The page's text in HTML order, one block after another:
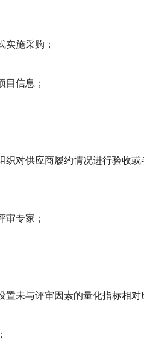
实施采购；
目信息；
织对供应商履约情况进行验收
审专家；
置未与评审因素的量化指标相对